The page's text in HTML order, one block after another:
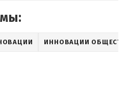
ИННОВАЦИИ